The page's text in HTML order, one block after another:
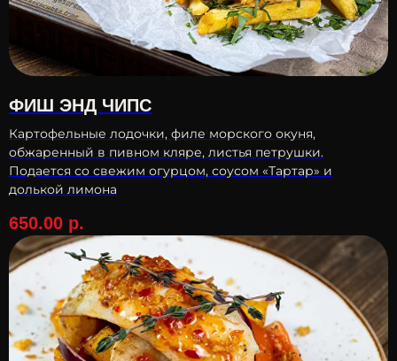
ФИШ ЭНД ЧИПС
Картофельные лодочки, филе морского окуня,
обжаренный в пивном кляре, листья петрушки.
Подается со свежим огурцом, соусом «Тартар» и
долькой лимона
650.00 р.